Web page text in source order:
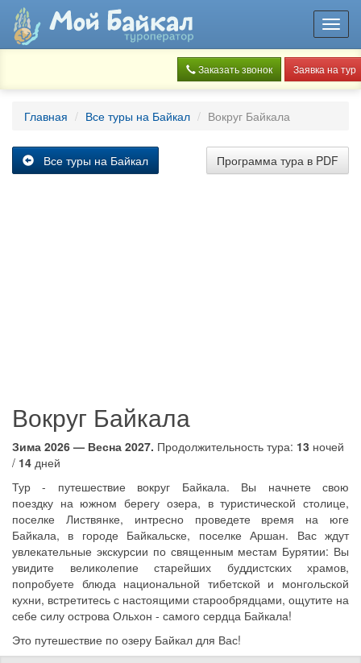
Заказать звонок Заявка на тур
Главная Все туры на Байкал Вокруг Байкала
Программа тура в PDF
Все туры на Байкал
Вокруг Байкала
Зима 2026 — Весна 2027. Продолжительность тура: 13 ночей
/ 14 дней
Тур - путешествие вокруг Байкала. Вы начнете свою
поездку на южном берегу озера, в туристической столице,
поселке Листвянке, интресно проведете время на юге
Байкала, в городе Байкальске, поселке Аршан. Вас ждут
увлекательные экскурсии по священным местам Бурятии: Вы
увидите великолепие старейших буддистских храмов,
попробуете блюда национальной тибетской и монгольской
кухни, встретитесь с настоящими старообрядцами, ощутите на
себе силу острова Ольхон - самого сердца Байкала!
Это путешествие по озеру Байкал для Вас!